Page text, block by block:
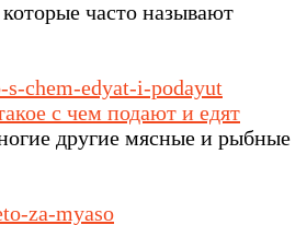
часто называют
с чем подают и едят
другие мясные и рыбные